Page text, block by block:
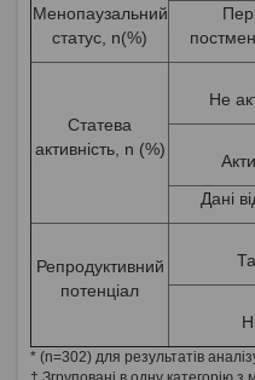
Менопаузальний
статус, n(%)
Статева
активність, n (%)
Не
Дані
Репродуктивний
потенціал
Ні
* (n=302) для результатів аналізу